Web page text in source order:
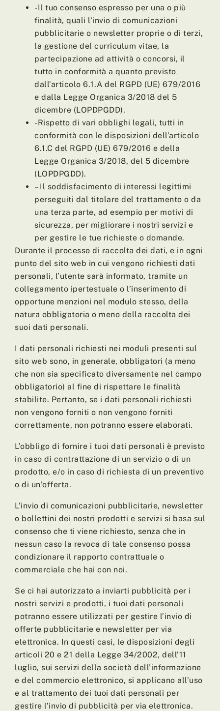
-Il tuo consenso espresso per una o più
finalità, quali l’invio di comunicazioni
pubblicitarie o newsletter proprie o di terzi,
la gestione del curriculum vitae, la
partecipazione ad attività o concorsi, il
tutto in conformità a quanto previsto
dall’articolo 6.1.A del RGPD (UE) 679/2016
e dalla Legge Organica 3/2018 del 5
dicembre (LOPDPGDD).
-Rispetto di vari obblighi legali, tutti in
conformità con le disposizioni dell’articolo
6.1.C del RGPD (UE) 679/2016 e della
Legge Organica 3/2018, del 5 dicembre
(LOPDPGDD).
– Il soddisfacimento di interessi legittimi
perseguiti dal titolare del trattamento o da
una terza parte, ad esempio per motivi di
sicurezza, per migliorare i nostri servizi e
per gestire le tue richieste o domande.
Durante il processo di raccolta dei dati, e in ogni
punto del sito web in cui vengono richiesti dati
personali, l’utente sarà informato, tramite un
collegamento ipertestuale o l’inserimento di
opportune menzioni nel modulo stesso, della
natura obbligatoria o meno della raccolta dei
suoi dati personali.
I dati personali richiesti nei moduli presenti sul
sito web sono, in generale, obbligatori (a meno
che non sia specificato diversamente nel campo
obbligatorio) al fine di rispettare le finalità
stabilite. Pertanto, se i dati personali richiesti
non vengono forniti o non vengono forniti
correttamente, non potranno essere elaborati.
L’obbligo di fornire i tuoi dati personali è previsto
in caso di contrattazione di un servizio o di un
prodotto, e/o in caso di richiesta di un preventivo
o di un’offerta.
L’invio di comunicazioni pubblicitarie, newsletter
o bollettini dei nostri prodotti e servizi si basa sul
consenso che ti viene richiesto, senza che in
nessun caso la revoca di tale consenso possa
condizionare il rapporto contrattuale o
commerciale che hai con noi.
Se ci hai autorizzato a inviarti pubblicità per i
nostri servizi e prodotti, i tuoi dati personali
potranno essere utilizzati per gestire l’invio di
offerte pubblicitarie e newsletter per via
elettronica. In questi casi, le disposizioni degli
articoli 20 e 21 della Legge 34/2002, dell’11
luglio, sui servizi della società dell’informazione
e del commercio elettronico, si applicano all’uso
e al trattamento dei tuoi dati personali per
gestire l’invio di pubblicità per via elettronica.